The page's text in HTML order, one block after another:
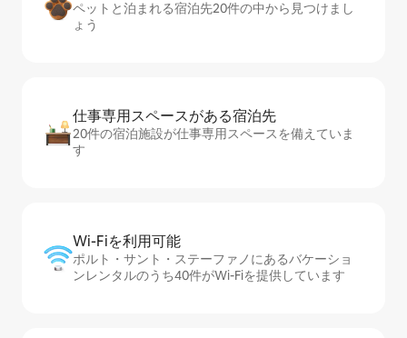
ペットと泊まれる宿泊先20件の中から見つけまし
ょう
仕事専用ス⁠ペ⁠ー⁠スがあ⁠る宿⁠泊⁠先
20件の宿泊施設が仕事専用スペースを備えていま
す
Wi-Fiを利⁠用⁠可⁠能
ポルト・サント・ステーファノにあるバケーショ
ンレンタルのうち40件がWi-Fiを提供しています